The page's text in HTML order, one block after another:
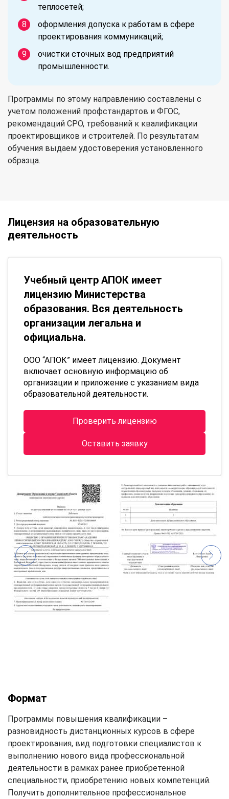
теплосетей;
оформления допуска к работам в сфере
проектирования коммуникаций;
очистки сточных вод предприятий
промышленности.
Программы по этому направлению составлены с
учетом положений профстандартов и ФГОС,
рекомендаций СРО, требований к квалификации
проектировщиков и строителей. По результатам
обучения выдаем удостоверения установленного
образца.
Лицензия на образовательную
деятельность
Учебный центр АПОК имеет
лицензию Министерства
образования. Вся деятельность
организации легальна и
официальна.
ООО “АПОК” имеет лицензию. Документ
включает основную информацию об
организации и приложение с указанием вида
образовательной деятельности.
Проверить лицензию
Оставить заявку
Формат
Программы повышения квалификации –
разновидность дистанционных курсов в сфере
проектирования, вид подготовки специалистов к
выполнению нового вида профессиональной
деятельности в рамках ранее приобретенной
специальности, приобретению новых компетенций.
Получить дополнительное профессиональное